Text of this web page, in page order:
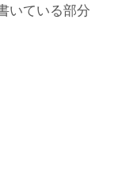
いている部分